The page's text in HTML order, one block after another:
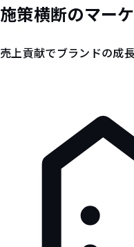
施策横断のマー
売上貢献でブランドの成